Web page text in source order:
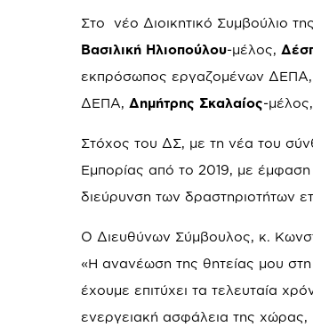
Στο νέο Διοικητικό Συμβούλιο
Βασιλική Ηλιοπούλου-μέλος,
εκπρόσωπος εργαζομένων ΔΕΠΑ,
ΔΕΠΑ, Δημήτρης Σκαλαίος-μέλος,
Στόχος του ΔΣ, με τη νέα του
Εμπορίας από το 2019, με έμφαση
διεύρυνση των δραστηριοτήτων
Ο Διευθύνων Σύμβουλος, κ.
«Η ανανέωση της θητείας μου
έχουμε επιτύχει τα τελευταία
ενεργειακή ασφάλεια της χώρας,